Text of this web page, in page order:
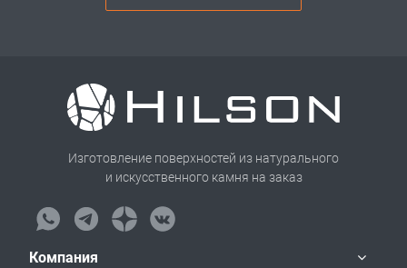
Изготовление поверхностей из натурального
и искусственного камня на заказ
Компания